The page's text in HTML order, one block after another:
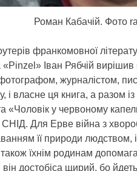
Роман Кабачій. Фото
франкомовної
Іван Рябчій
журналістом,
і власне ця книга, а разом
«Чоловік у червоному
Для Ерве війна з
її природи
також їхнім родинам
достобіса щирий, бо